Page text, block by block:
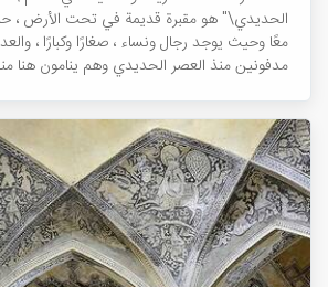
معًا وحيث يوجد رجال ونساء ، صغارًا وكبارًا ،